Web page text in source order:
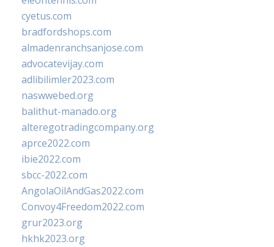
cyetus.com
bradfordshops.com
almadenranchsanjose.com
advocatevijay.com
adlibilimler2023.com
naswwebed.org
balithut-manado.org
alteregotradingcompany.org
aprce2022.com
ibie2022.com
sbcc-2022.com
AngolaOilAndGas2022.com
Convoy4Freedom2022.com
grur2023.org
hkhk2023.org